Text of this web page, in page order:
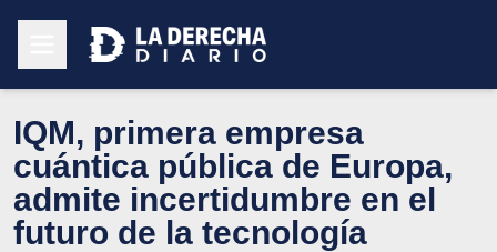
IQM, primera empresa
cuántica pública de Europa,
admite incertidumbre en el
futuro de la tecnología